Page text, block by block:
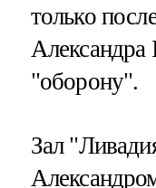
только
Александра
"оборону".
Зал